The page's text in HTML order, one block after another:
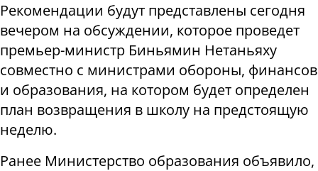
Рекомендации будут представлены сегодня
вечером на обсуждении, которое проведет
премьер-министр Биньямин Нетаньяху
совместно с министрами обороны, финансов
и образования, на котором будет определен
план возвращения в школу на предстоящую
неделю.
Ранее Министерство образования объявило,